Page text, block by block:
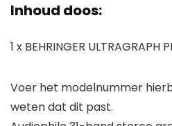
Inhoud doos:
1 x BEHRINGER ULTRAGRAPH
Voer het modelnummer
weten dat dit past.